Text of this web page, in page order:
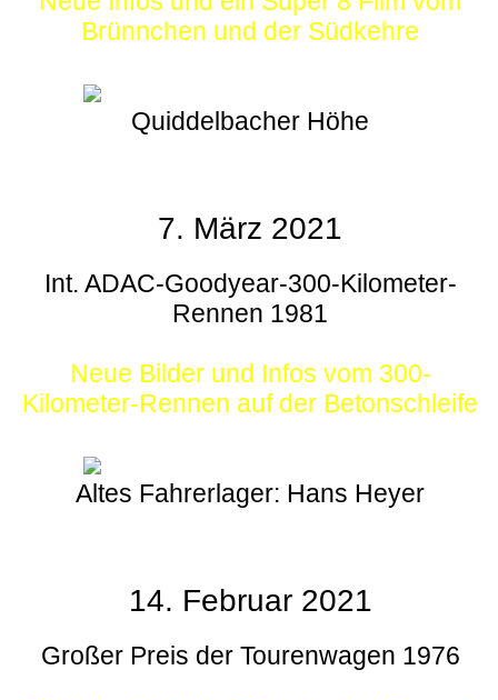
Brünnchen und der Südkehre
Quiddelbacher Höhe
7. März 2021
Int. ADAC-Goodyear-300-Kilometer-
Rennen 1981
Neue Bilder und Infos vom 300-
Kilometer-Rennen auf der Betonschleife
Altes Fahrerlager: Hans Heyer
14. Februar 2021
Großer Preis der Tourenwagen 1976